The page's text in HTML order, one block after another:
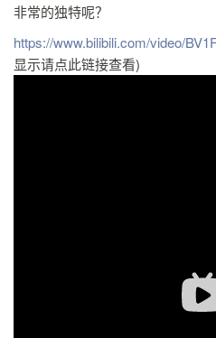
非常的独特呢？
https://www.bilibili.com/video/
显示请点此链接查看)